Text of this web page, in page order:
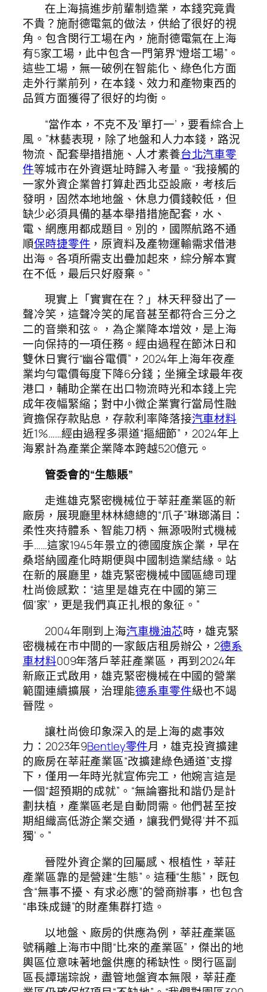
在上海搞進步前輩制造業，本錢究竟貴
不貴？施耐德電氣的做法，供給了很好的視
角。包含閔行工場在內，施耐德電氣在上海
有5家工場，此中包含一門第界“燈塔工場”。
這些工場，無一破例在智能化、綠色化方面
走外行業前列，在本錢、效力和產物東西的
品質方面獲得了很好的均衡。
“當作本，不克不及‘單打一’，要看綜合上
風。”林藝表現，除了地盤和人力本錢，路況
物流、配套舉措措施、人才素養台北汽車零
件等城市在外資選址時歸入考量。“我接觸的
一家外資企業曾打算赴西北亞設廠，考核后
發明，固然本地地盤、休息力價錢較低，但
缺少必須具備的基本舉措措施配套，水、
電、網應用都成題目。別的，國際航路不通
順保時捷零件 ，原資料及產物運輸需求借港
出海。各項所需支出疊加起來，綜分解本實
在不低，最后只好廢棄。”
現實上「實實在在？」林天秤發出了一
聲冷笑，這聲冷笑的尾音甚至都符合三分之
二的音樂和弦。，為企業降本增效，是上海
一向保持的一項任務。經由過程在節沐日和
雙休日實行“幽谷電價”，2024年上海年夜產
業均勻電價每度下降6分錢；坐擁全球最年夜
港口，輔助企業在出口物流時光和本錢上完
成年夜幅緊縮；對中小微企業實行當局性融
資擔保存款貼息，存款利率降落接汽車材料
近1%……經由過程多渠道“摳細節”，2024年上
海累計為產業企業降本跨越520億元。
管委會的“生態賬”
走進雄克緊密機械位于莘莊產業區的新
廠房，展現廳里林林總總的“爪子”琳瑯滿目：
柔性夾持體系、智能刀柄、無源吸附式機械
手……這家1945年景立的德國度族企業，早在
桑塔納國產化時期便與中國制造業結緣。站
在新的展廳里，雄克緊密機械中國區總司理
杜尚儉感歎：“這里是雄克在中國的第三
個‘家’，更是我們真正扎根的象征。”
2004年剛到上海汽車機油芯時，雄克緊
密機械在市中間的一家飯店租房辦公，2德系
車材料009年落戶莘莊產業區，再到2024年
新廠正式啟用，雄克緊密機械在中國的營業
範圍連續擴展，治理能德系車零件級也不竭
晉陞。
讓杜尚儉印象深入的是上海的處事效
力：2023年9Bentley零件月，雄克投資擴建
的廠房在莘莊產業區“改擴建綠色通道”支撐
下，僅用一年時光就宣佈完工，他婉言這是
一個“超預期的成就”。“無論審批和諧仍是計
劃扶植，產業區老是自動問需。他們甚至按
期組織高低游企業交通，讓我們覺得‘并不孤
獨’。”
晉陞外資企業的回屬感、根植性，莘莊
產業區靠的是營建“生態”。這種“生態”，既包
含“無事不擾、有求必應”的營商辦事，也包含
“串珠成鏈”的財產集群打造。
以地盤、廠房的供應為例，莘莊產業區
號稱離上海市中間“比來的產業區”，傑出的地
輿區位意味著地盤供應的稀缺性。閔行區副
區長譚瑞琮說，盡管地盤資本無限，莘莊產